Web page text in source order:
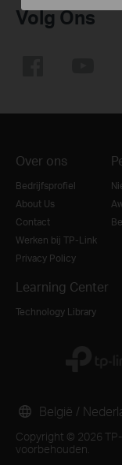
Volg Ons
Over ons
Bedrijfsprofiel
About Us
Contact
Werken bij TP-Link
Privacy Policy
Learning Center
Technology Library
Copyright © 2026
voorbehouden.
België /